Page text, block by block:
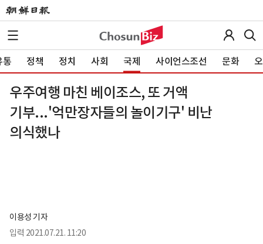
통 정책 정치 사회 국제 사이언스조선 문화
우주여행 마친 베이조스, 또 거액
기부...'억만장자들의 놀이기구' 비난
의식했나
이용성 기자
입력 2021.07.21. 11:20